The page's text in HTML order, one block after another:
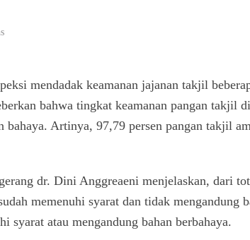
mendadak keamanan jajanan takjil
bahwa tingkat keamanan pangan takjil
bahaya. Artinya, 97,79 persen pangan takjil
dr. Dini Anggreaeni menjelaskan, dari
memenuhi syarat dan tidak mengandung
syarat atau mengandung bahan berbahaya.